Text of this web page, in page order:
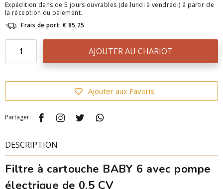
Expédition dans de 5 jours ouvrables (de lundi à vendredi) á partir de
la réception du paiement.
Frais de port: € 85,25
AJOUTER AU CHARIOT
Ajouter aux Favoris
Partager:
DESCRIPTION
Filtre à cartouche BABY 6 avec pompe
électrique de 0,5 CV